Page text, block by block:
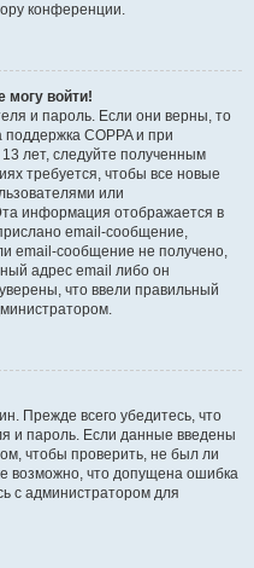
конференции.
могу войти!
и пароль. Если они верны, то
COPPA и при
лет, следуйте полученным
требуется, чтобы все новые
или
информация отображается в
email-сообщение,
email-сообщение не получено,
адрес email либо он
что ввели правильный
Прежде всего убедитесь, что
и пароль. Если данные введены
чтобы проверить, не был ли
возможно, что допущена ошибка
с администратором для